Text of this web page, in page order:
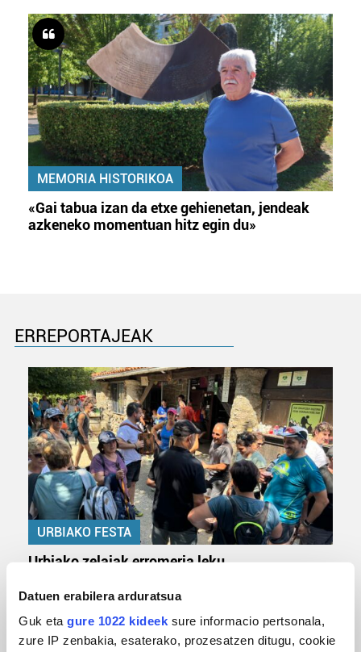
Datuen erabilera arduratsua
Guk eta gure 1022 kideek sure informacio pertsonala,
zure IP zenbakia, esaterako, prozesatzen ditugu, cookie
MEMORIA HISTORIKOA
«Gai tabua izan da etxe gehienetan, jendeak
azkeneko momentuan hitz egin du»
ERREPORTAJEAK
URBIAKO FESTA
Urbiako zelaiak erromeria leku